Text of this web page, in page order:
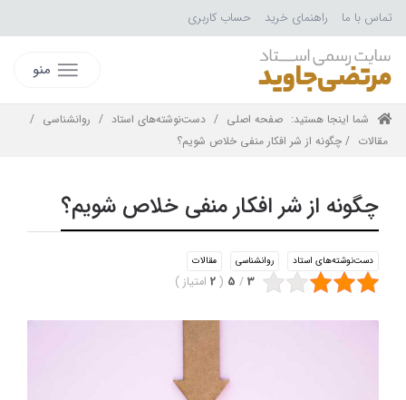
تماس با ما راهنمای خرید حساب کاربری
منو
شما اینجا هستید: صفحه اصلی / دست‌نوشته‌های استاد / روانشناسی /
مقالات / چگونه از شر افکار منفی خلاص شویم؟
چگونه از شر افکار منفی خلاص شویم؟
دست‌نوشته‌های استاد روانشناسی مقالات
3
/
5
(
2 امتیاز)